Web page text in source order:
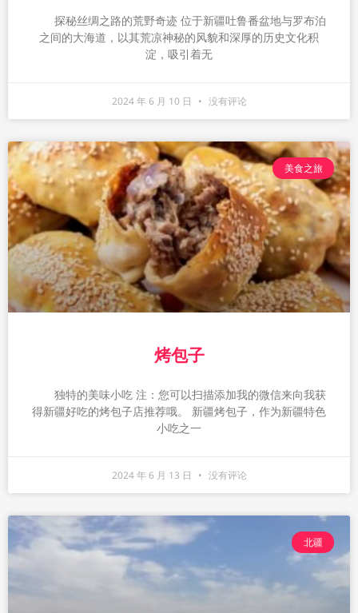
探秘丝绸之路的荒野奇迹 位于新疆吐鲁番盆地与罗布泊
之间的大海道，以其荒凉神秘的风貌和深厚的历史文化积
淀，吸引着无
2024 年 6 月 10 日 没有评论
美食之旅
烤包子
独特的美味小吃 注：您可以扫描添加我的微信来向我获
得新疆好吃的烤包子店推荐哦。 新疆烤包子，作为新疆特色
小吃之一
2024 年 6 月 13 日 没有评论
北疆